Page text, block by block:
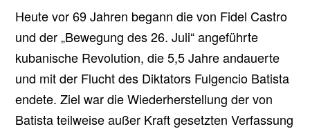
Heute vor 69 Jahren begann die von Fidel Castro
und der „Bewegung des 26. Juli“ angeführte
kubanische Revolution, die 5,5 Jahre andauerte
und mit der Flucht des Diktators Fulgencio Batista
endete. Ziel war die Wiederherstellung der von
Batista teilweise außer Kraft gesetzten Verfassung